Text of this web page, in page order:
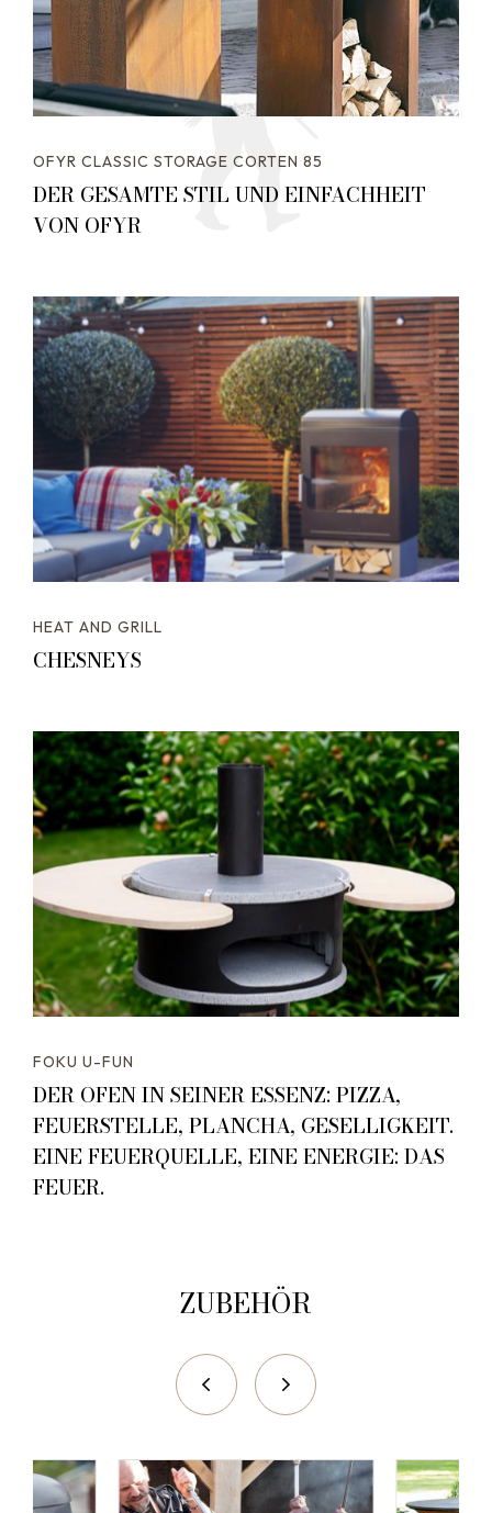
OFYR CLASSIC STORAGE CORTEN 85
DER GESAMTE STIL UND EINFACHHEIT
VON OFYR
HEAT AND GRILL
CHESNEYS
FOKU U-FUN
DER OFEN IN SEINER ESSENZ: PIZZA,
FEUERSTELLE, PLANCHA, GESELLIGKEIT.
EINE FEUERQUELLE, EINE ENERGIE: DAS
FEUER.
ZUBEHÖR